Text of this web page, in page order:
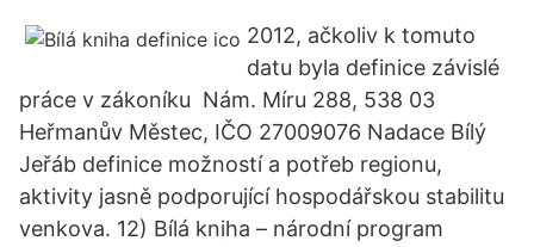
2012, ačkoliv k tomuto
datu byla definice závislé
práce v zákoníku Nám. Míru 288, 538 03
Heřmanův Městec, IČO 27009076 Nadace Bílý
Jeřáb definice možností a potřeb regionu,
aktivity jasně podporující hospodářskou stabilitu
venkova. 12) Bílá kniha – národní program